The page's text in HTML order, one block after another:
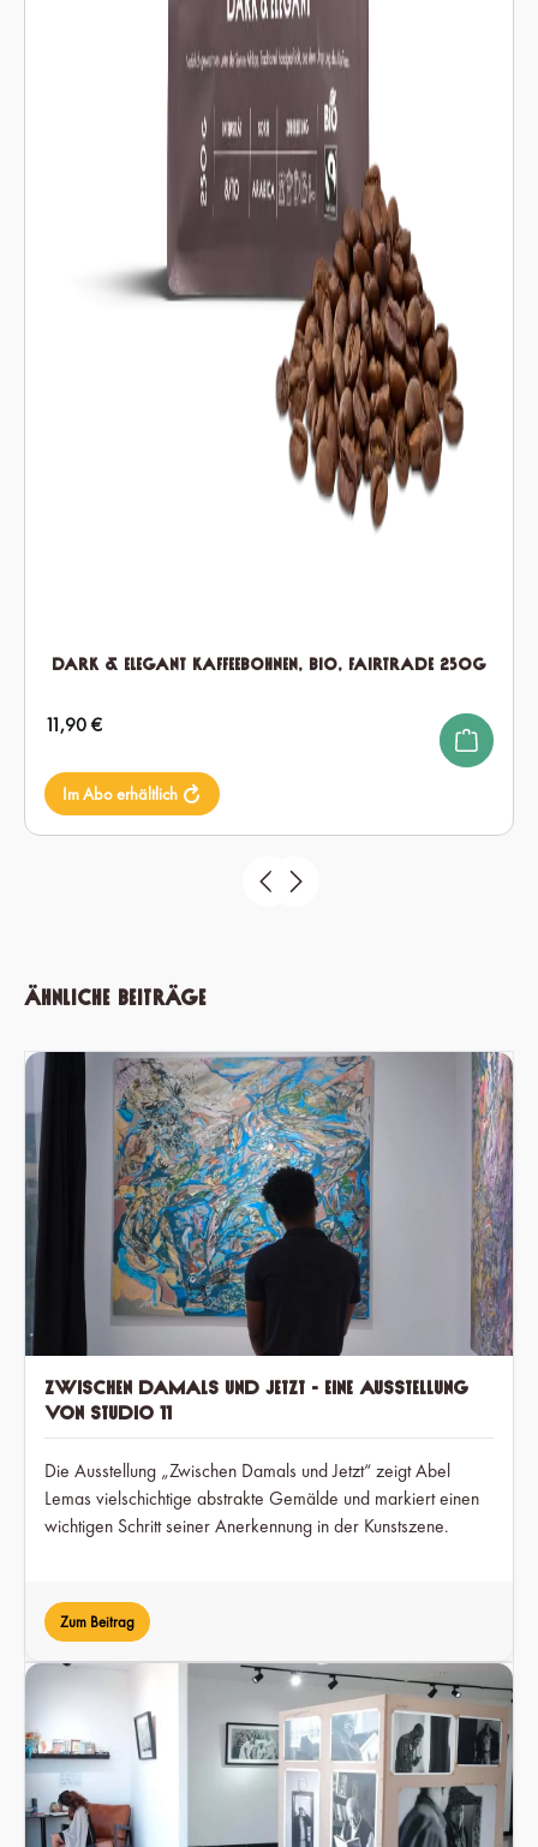
Dark & Elegant Kaffeebohnen, Bio, Fairtrade 250g
Regulärer Preis:
11,90 €
Im Abo erhältlich
Ähnliche Beiträge
Zwischen Damals und Jetzt - Eine Ausstellung
von Studio 11
Die Ausstellung „Zwischen Damals und Jetzt“ zeigt Abel
Lemas vielschichtige abstrakte Gemälde und markiert einen
wichtigen Schritt seiner Anerkennung in der Kunstszene.
Zum Beitrag